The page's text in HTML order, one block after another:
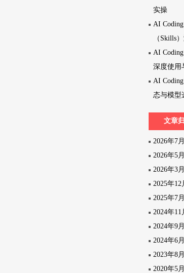
实操
AI
（Skills
AI
深度使用
AI
态与模型
文章
2026年7
2026年5
2026年3
2025年12
2025年7
2024年11
2024年9
2024年6
2023年8
2020年5